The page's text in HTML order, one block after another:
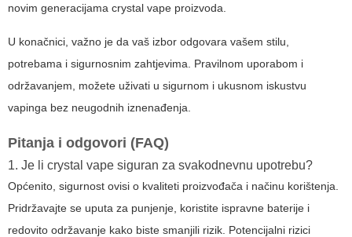
novim generacijama crystal vape proizvoda.
U konačnici, važno je da vaš izbor odgovara vašem stilu,
potrebama i sigurnosnim zahtjevima. Pravilnom uporabom i
održavanjem, možete uživati u sigurnom i ukusnom iskustvu
vapinga bez neugodnih iznenađenja.
Pitanja i odgovori (FAQ)
1. Je li crystal vape siguran za svakodnevnu upotrebu?
Općenito, sigurnost ovisi o kvaliteti proizvođača i načinu korištenja.
Pridržavajte se uputa za punjenje, koristite ispravne baterije i
redovito održavanje kako biste smanjili rizik. Potencijalni rizici